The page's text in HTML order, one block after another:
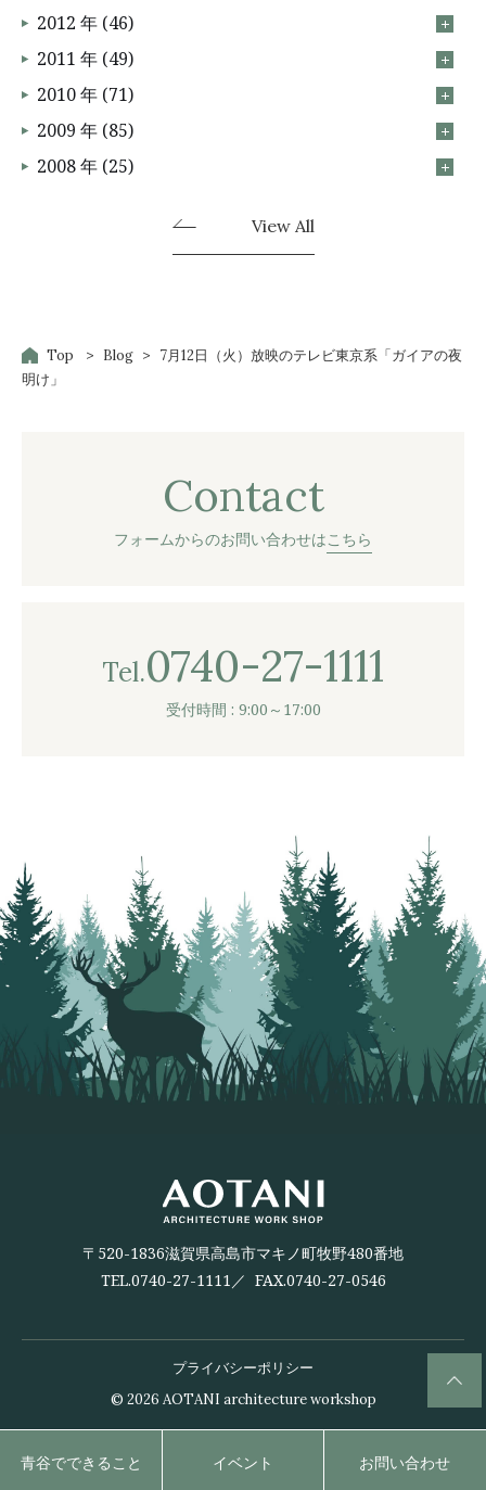
2012 年 (46)
2011 年 (49)
2010 年 (71)
2009 年 (85)
2008 年 (25)
View All
Top Blog
7月12日（火）放映のテレビ東京系「ガイアの夜
明け」
Contact
フォームからのお問い合わせはこちら
Tel.0740-27-1111
受付時間 : 9:00～17:00
〒520-1836滋賀県高島市マキノ町牧野480番地
TEL.0740-27-1111 ／ FAX.0740-27-0546
プライバシーポリシー
© 2026 AOTANI architecture workshop
青谷でできること イベント お問い合わせ